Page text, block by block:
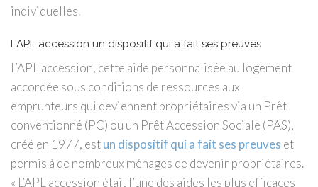
individuelles.
L’APL accession un dispositif qui a fait ses preuves
L’APL accession, cette aide personnalisée au logement
accordée sous conditions de ressources aux
emprunteurs qui deviennent propriétaires via un Prêt
conventionné (PC) ou un Prêt Accession Sociale (PAS),
créé en 1977, estun dispositif qui a fait ses preuves et
permis à de nombreux ménages de devenir propriétaires.
« L’APL accession était l’une des aides les plus efficaces